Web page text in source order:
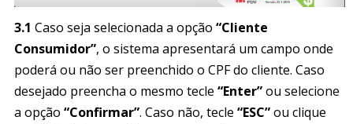
3.1 Caso seja selecionada a opção “Cliente
Consumidor”, o sistema apresentará um campo onde
poderá ou não ser preenchido o CPF do cliente. Caso
desejado preencha o mesmo tecle “Enter”ou selecione
a opção “Confirmar”. Caso não, tecle “ESC”ou clique